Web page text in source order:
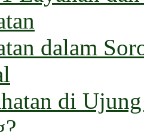
dalam
di